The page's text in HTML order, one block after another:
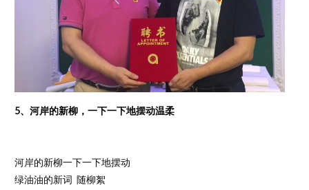
5、河岸的新柳，一下一下地摆动温柔
河岸的新柳一下一下地摆动
绿油油的新词 随柳絮